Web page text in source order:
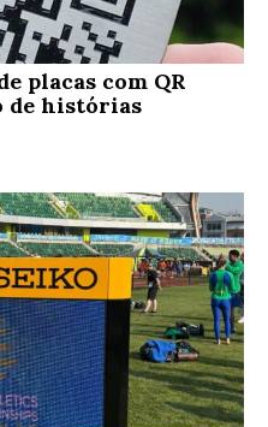
placas com QR
de histórias